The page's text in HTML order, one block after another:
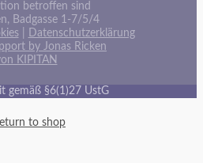
betroffen sind
Badgasse 1-7/5/4
|
Datenschutzerklärung
by Jonas Ricken
KIPITAN
gemäß §6(1)27 UstG
to shop